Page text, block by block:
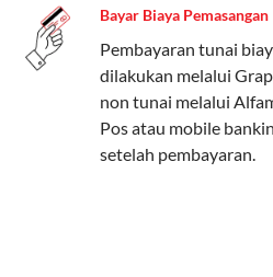
Paket Telkomsel One dengan
Salah satu fitur unggulan
Kuota Keluarga. Dengan
bisa membagikan internet
atau teman tanpa perlu
Bayar Biaya Pemasangan
Pembayaran tunai
dilakukan melalui
non tunai melalui
Pos atau mobile
setelah pembayaran.